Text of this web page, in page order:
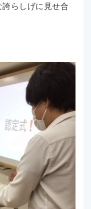
誇らしげに見せ合